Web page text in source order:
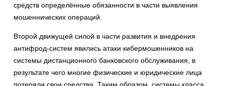
средств определённые обязанности в части выявления
мошеннических операций.
Второй движущей силой в части развития и внедрения
антифрод-систем явились атаки кибермошенников на
системы дистанционного банковского обслуживания, в
результате чего многие физические и юридические лица